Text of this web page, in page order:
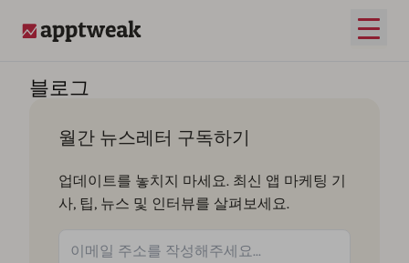
메인
블로그
월간 뉴스레터 구독하기
업데이트를 놓치지 마세요. 최신 앱 마케팅 기
사, 팁, 뉴스 및 인터뷰를 살펴보세요.